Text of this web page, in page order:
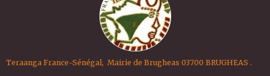
Teraanga France-Sénégal, Mairie de Brugheas 03700 BRUGHEAS .